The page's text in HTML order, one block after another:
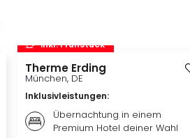
inkl. Frühstück
Therme Erding
München, DE
Inklusivleistungen:
Übernachtung in einem
Premium Hotel deiner Wahl